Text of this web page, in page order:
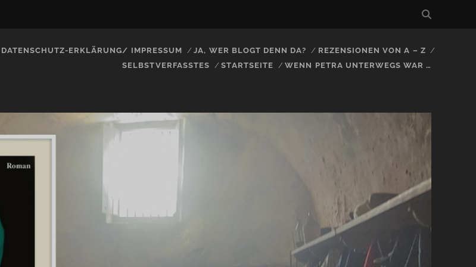
DATENSCHUTZ-ERKLÄRUNG/ IMPRESSUM JA, WER BLOGT DENN DA?
REZENSIONEN VON A – Z
SELBSTVERFASSTES
STARTSEITE WENN PETRA UNTERWEGS WAR …